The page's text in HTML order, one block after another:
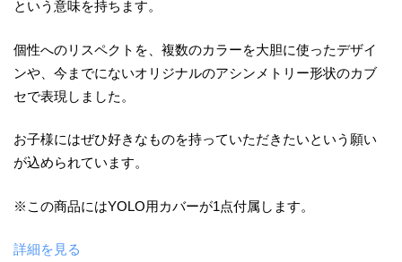
という意味を持ちます。
個性へのリスペクトを、複数のカラーを大胆に使ったデザイ
ンや、今までにないオリジナルのアシンメトリー形状のカブ
セで表現しました。
お子様にはぜひ好きなものを持っていただきたいという願い
が込められています。
※この商品にはYOLO用カバーが1点付属します。
詳細を見る